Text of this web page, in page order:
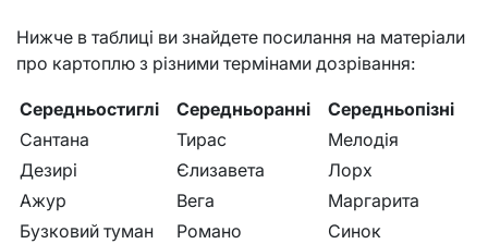
Нижче в таблиці ви знайдете посилання на матеріали
про картоплю з різними термінами дозрівання:
Середньостиглі Середньоранні
Середньопізні
Сантана
Тирас
Мелодія
Дезирі
Єлизавета
Лорх
Ажур
Вега
Маргарита
Бузковий туман
Романо
Синок